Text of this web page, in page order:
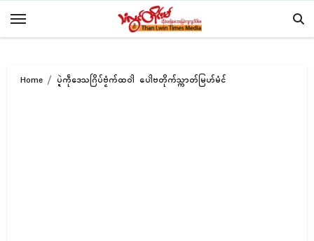
Home ပ္ဍဲကဵုဒေသဂြိပ်ဗၟံက်ထဝါဲ ပေါဲဗတိုက်သ္ကာတ်မြဟ်မံၚ်